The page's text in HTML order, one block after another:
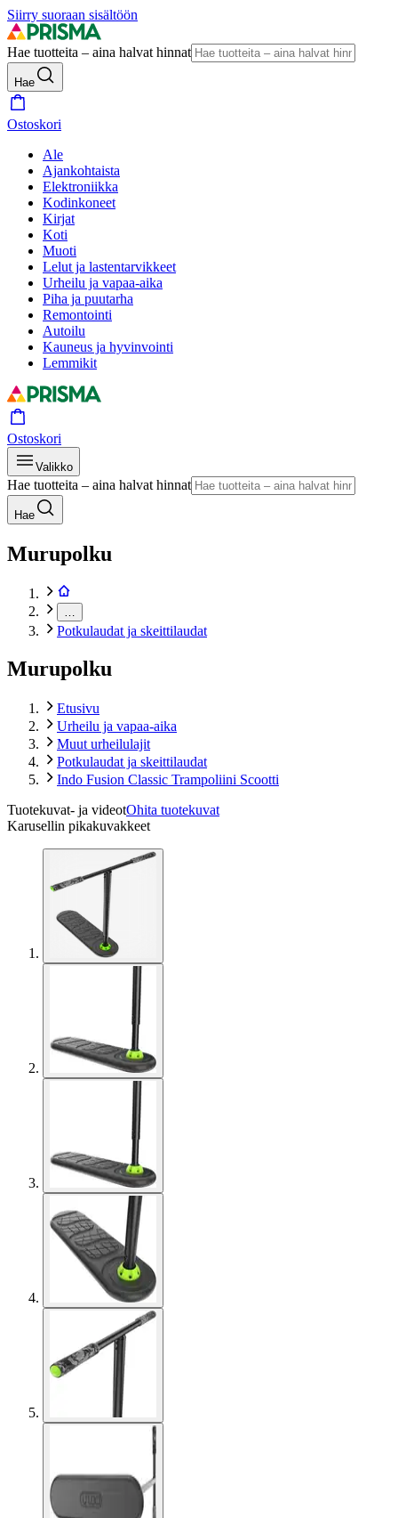
Siirry suoraan sisältöön
Hae tuotteita – aina halvat hinnat
Hae
Ostoskori
Ale
Ajankohtaista
Elektroniikka
Kodinkoneet
Kirjat
Koti
Muoti
Lelut ja lastentarvikkeet
Urheilu ja vapaa-aika
Piha ja puutarha
Remontointi
Autoilu
Kauneus ja hyvinvointi
Lemmikit
Ostoskori
Valikko
Hae tuotteita – aina halvat hinnat
Hae
Murupolku
Potkulaudat ja skeittilaudat
Murupolku
Etusivu
Urheilu ja vapaa-aika
Muut urheilulajit
Potkulaudat ja skeittilaudat
Indo Fusion Classic Trampoliini Scootti
Tuotekuvat- ja videotOhita tuotekuvat
Karusellin pikakuvakkeet